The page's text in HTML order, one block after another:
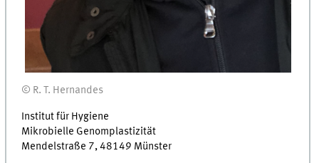
© R. T. Hernandes
Institut für Hygiene
Mikrobielle Genomplastizität
Mendelstraße 7, 48149 Münster